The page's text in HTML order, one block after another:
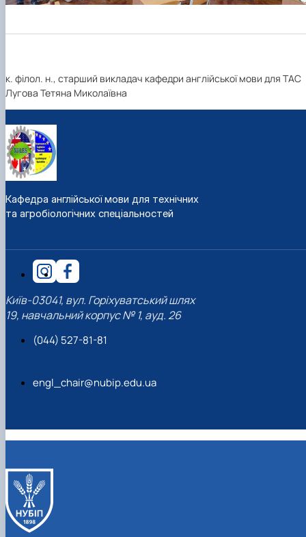
к. філол. н., старший викладач кафедри англійської мови для ТАС
Лугова Тетяна Миколаївна
Кафедра англійської мови для технічних
та агробіологічних спеціальностей
Київ-03041, вул. Горіхуватський шлях
19, навчальний корпус № 1, ауд. 26
(044) 527-81-81
engl_chair@nubip.edu.ua